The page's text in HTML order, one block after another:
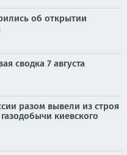
об открытии
сводка 7 августа
разом вывели из строя
киевского